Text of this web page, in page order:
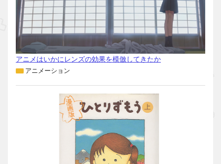
アニメはいかにレンズの効果を模倣してきたか
アニメーション